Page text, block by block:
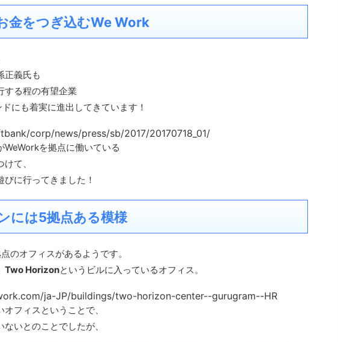
金をつぎ込むWe Work
正義氏も
する程の有望企業
にも着実に進出してきています！
corp/news/press/sb/2017/20170718_01/
WeWorkを拠点に働いている
て、
に行ってきました！
には5拠点ある模様
のオフィスがあるようです。
Two Horizonというビルに入っているオフィス。
ja-JP/buildings/two-horizon-center--gurugram--HR
フィスということで、
いとのことでしたが、